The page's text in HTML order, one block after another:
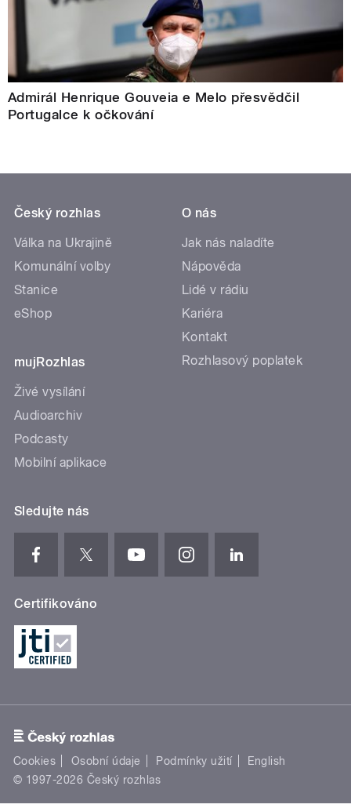
Admirál Henrique Gouveia e Melo přesvědčil
Portugalce k očkování
Český rozhlas
Válka na Ukrajině
Komunální volby
Stanice
eShop
mujRozhlas
Živé vysílání
Audioarchiv
Podcasty
Mobilní aplikace
O nás
Jak nás naladíte
Nápověda
Lidé v rádiu
Kariéra
Kontakt
Rozhlasový poplatek
Sledujte nás
Certifikováno
Cookies Osobní údaje Podmínky užití
English
© 1997-2026 Český rozhlas